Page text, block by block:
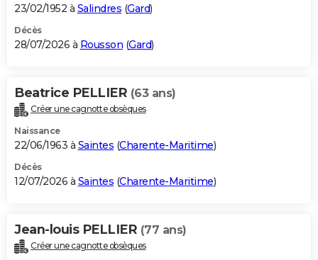
GUIDES D'ACHAT
BONS PLANS
Carte de Noël
Carte Bonne année
Carte Saint-Valentin
Carte Pâques
Carte d'anniversaire
DICTIONNAIRE
Dictionnaire
Biographies
Citations
Expressions
Proverbes
PROGRAMME TV
S'inscrire
Se connecter
Lycées
Collèges
Primaires
Universités
Entreprises
Service militaire
Avis de recherche
AVIS DE DÉCÈS
Bricolage
Lifestyle
Culture
Sport
Auto
Television
Voyage
Cinema
23/02/1952 à Salindres (Gard)
Décès
28/07/2026 à Rousson (Gard)
Beatrice PELLIER (63 ans)
Créer une cagnotte obsèques
Naissance
22/06/1963 à Saintes (Charente-Maritime)
Décès
12/07/2026 à Saintes (Charente-Maritime)
Jean-louis PELLIER (77 ans)
Créer une cagnotte obsèques